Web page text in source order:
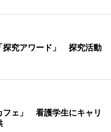
探究アワード」 探究活動
フェ」 看護学生にキャリ